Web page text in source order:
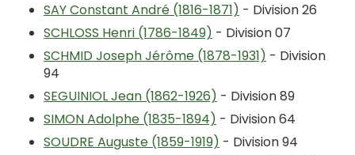
SAY Constant André (1816-1871) - Division 26
SCHLOSS Henri (1786-1849) - Division 07
SCHMID Joseph Jérôme (1878-1931) - Division
94
SEGUINIOL Jean (1862-1926) - Division 89
SIMON Adolphe (1835-1894) - Division 64
SOUDRE Auguste (1859-1919) - Division 94